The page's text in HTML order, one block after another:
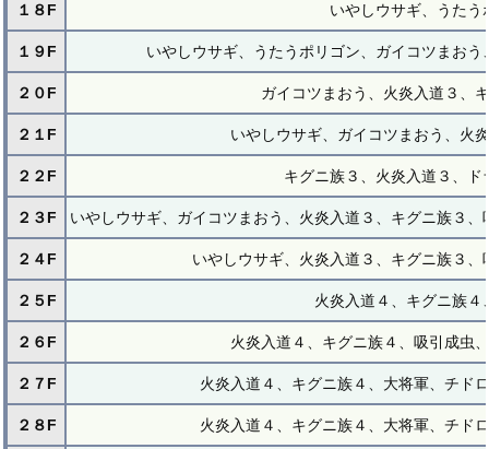
１８F いやしウサギ、うた
１９F いやしウサギ、うたうポリゴン、ガイコツまお
２０F ガイコツまおう、火炎入道３、
２１F いやしウサギ、ガイコツまおう、火
２２F キグニ族３、火炎入道３、
２３F いやしウサギ、ガイコツまおう、火炎入道３、キグニ族３
２４F いやしウサギ、火炎入道３、キグニ族３
２５F 火炎入道４、キグニ族
２６F 火炎入道４、キグニ族４、吸引成虫
２７F 火炎入道４、キグニ族４、大将軍、チド
２８F 火炎入道４、キグニ族４、大将軍、チド